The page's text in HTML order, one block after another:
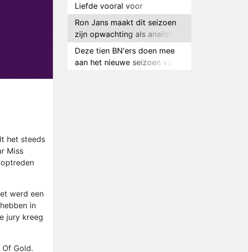
het steeds
Miss
werd een
in
jury kreeg
Gold.
Liefde vooral voor
ongemakkelijke momenten
Ron Jans maakt dit seizoen
zijn opwachting als analist
Deze tien BN'ers doen mee
aan het nieuwe seizoen van